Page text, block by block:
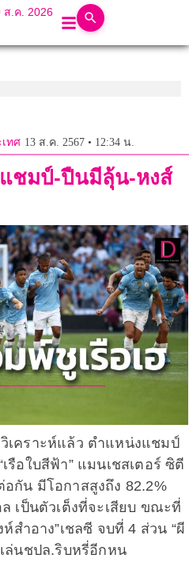
ส.ค. 2026
ทศ 13 ส.ค. 2567 • 12:34 น.
ชมป์-ปืนมีลุ้น-หงส์
เคราะห์แล้ว ตำแหน่งแชมป์
รือใบสีฟ้า” แมนเชสเตอร์ ซิตี
กัน มีโอกาสสูงถึง 82.2%
เป็นตัวเต็งที่จะเสียบ ขณะที่
สำอาง”เชลซี จบที่ 4 ส่วน “ผี
ล่นชปล.ริบหรี่อีกหน